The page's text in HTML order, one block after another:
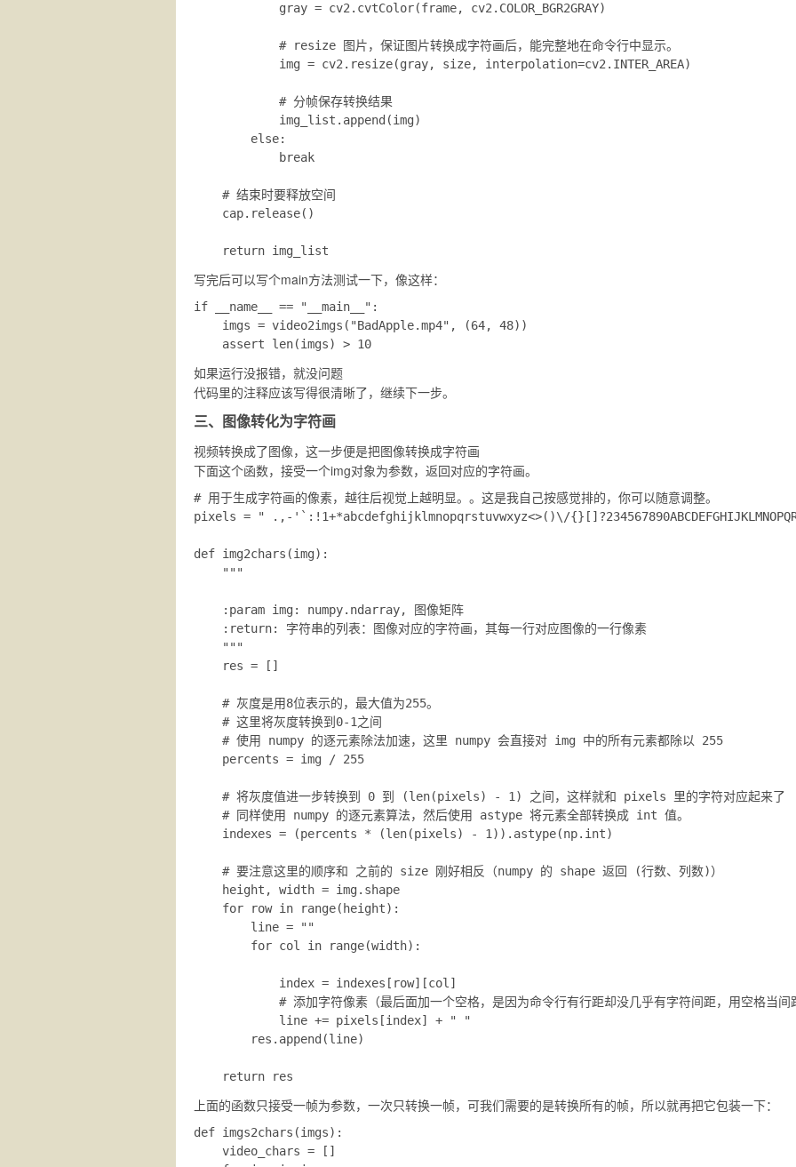
            gray = cv2.cvtColor(frame, cv2.COLOR_BGR2GRAY)
            # resize 图片，保证图片转换成字符画后，能完整地在命令行中显示。
            img = cv2.resize(gray, size, interpolation=cv2.INTER_AREA)
            # 分帧保存转换结果
            img_list.append(img)
        else:
            break
    # 结束时要释放空间
    cap.release()
写完后可以写个main方法测试一下，像这样：
if __name__ == "__main__":
    imgs = video2imgs("BadApple.mp4", (64, 48))
如果运行没报错，就没问题
代码里的注释应该写得很清晰了，继续下一步。
三、图像转化为字符画
视频转换成了图像，这一步便是把图像转换成字符画
下面这个函数，接受一个img对象为参数，返回对应的字符画。
# 用于生成字符画的像素，越往后视觉上越明显。。这是我自己按感觉排的，你可以随意调整。
pixels = " .,-'`:!1+*abcdefghijklmnopqrstuvwxyz<>()\/
def img2chars(img):
    """
    :param img: numpy.ndarray, 图像矩阵
    :return: 字符串的列表：图像对应的字符画，其每一行对应图像的一行像素
    """
    res = []
    # 灰度是用8位表示的，最大值为255。
    # 这里将灰度转换到0-1之间
    # 使用 numpy 的逐元素除法加速，这里 numpy 会直接对 img 中的所有元素都除以 255
    percents = img / 255
    # 将灰度值进一步转换到 0 到 (len(pixels) - 1) 之间，这样就和 pixels 里的字符对应起来了
    # 同样使用 numpy 的逐元素算法，然后使用 astype 将元素全部转换成 int 值。
    indexes = (percents * (len(pixels) - 1)).astype(np.int)
    # 要注意这里的顺序和 之前的 size 刚好相反（numpy 的 shape 返回 (行数、列数)）
    height, width = img.shape
    for row in range(height):
        line = ""
        for col in range(width):
            index = indexes[row][col]
# 添加字符像素（最后面加一个空格，是因为命令行有行距却没几乎有字符间距，用空格当间
            line += pixels[index] + " "
        res.append(line)
上面的函数只接受一帧为参数，一次只转换一帧，可我们需要的是转换所有的帧，所以就再把它包装一下：
def imgs2chars(imgs):
    video_chars = []